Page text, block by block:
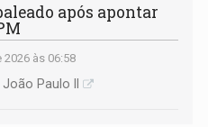
após apontar
às 06:58
Paulo II